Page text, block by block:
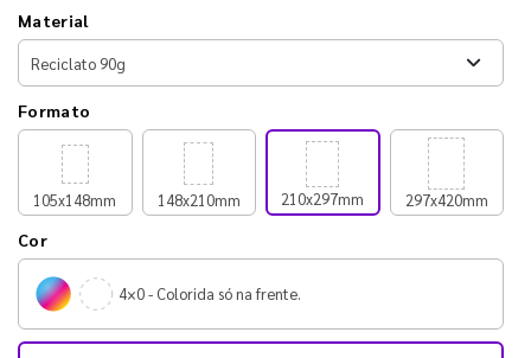
Material
Formato
105x148mm 148x210mm 210x297mm 297x420mm
Cor
4×0 - Colorida só na frente.